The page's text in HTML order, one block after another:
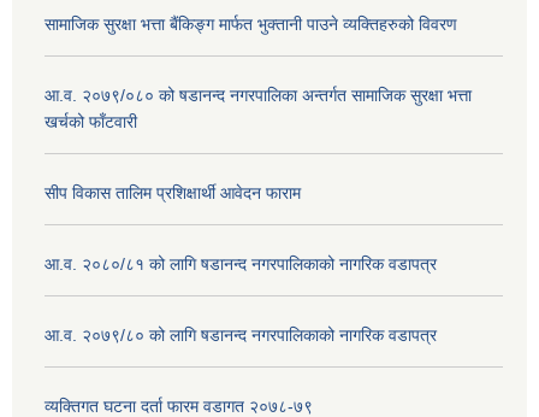
सामाजिक सुरक्षा भत्ता बैंकिङ्ग मार्फत भुक्तानी पाउने व्यक्तिहरुको विवरण
आ.व. २०७९/०८० को षडानन्द नगरपालिका अन्तर्गत सामाजिक सुरक्षा भत्ता
खर्चको फाँटवारी
सीप विकास तालिम प्रशिक्षार्थी आवेदन फाराम
आ.व. २०८०/८१ को लागि षडानन्द नगरपालिकाको नागरिक वडापत्र
आ.व. २०७९/८० को लागि षडानन्द नगरपालिकाको नागरिक वडापत्र
व्यक्तिगत घटना दर्ता फारम वडागत २०७८-७९